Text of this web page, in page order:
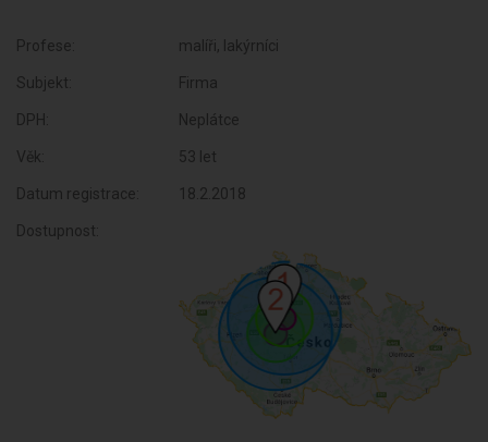
Profese: malíři, lakýrníci
Subjekt: Firma
DPH: Neplátce
Věk: 53 let
Datum registrace: 18.2.2018
Dostupnost: